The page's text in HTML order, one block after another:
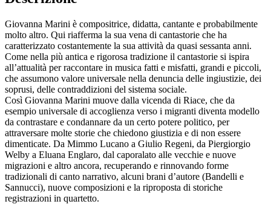
Giovanna Marini è compositrice, didatta, cantante e probabilmente
molto altro. Qui riafferma la sua vena di cantastorie che ha
caratterizzato costantemente la sua attività da quasi sessanta anni.
Come nella più antica e rigorosa tradizione il cantastorie si ispira
all’attualità per raccontare in musica fatti e misfatti, grandi e piccoli,
che assumono valore universale nella denuncia delle ingiustizie, dei
soprusi, delle contraddizioni del sistema sociale.
Così Giovanna Marini muove dalla vicenda di Riace, che da
esempio universale di accoglienza verso i migranti diventa modello
da contrastare e condannare da un certo potere politico, per
attraversare molte storie che chiedono giustizia e di non essere
dimenticate. Da Mimmo Lucano a Giulio Regeni, da Piergiorgio
Welby a Eluana Englaro, dal caporalato alle vecchie e nuove
migrazioni e altro ancora, recuperando e rinnovando forme
tradizionali di canto narrativo, alcuni brani d’autore (Bandelli e
Sannucci), nuove composizioni e la riproposta di storiche
registrazioni in quartetto.